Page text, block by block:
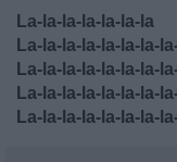
La-la-la-la-la-la-la
La-la-la-la-la-la-la-
La-la-la-la-la-la-la-
La-la-la-la-la-la-la-
La-la-la-la-la-la-la-